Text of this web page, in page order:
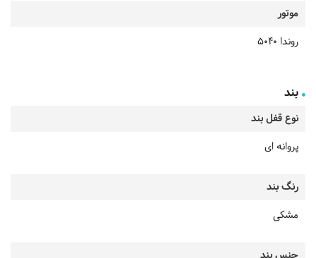
موتور
روندا 5040
بند
نوع قفل بند
پروانه ای
رنگ بند
مشکی